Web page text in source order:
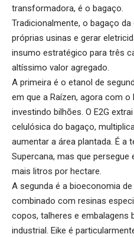
transformadora, é o bagaço.
Tradicionalmente, o bagaço
próprias usinas e gerar
insumo estratégico para três
altíssimo valor agregado.
A primeira é o etanol de
em que a Raízen, agora com
investindo bilhões. O E2G
celulósica do bagaço,
aumentar a área plantada. É a
Supercana, mas que
mais litros por hectare.
A segunda é a bioeconomia
combinado com resinas
copos, talheres e embalagens
industrial. Eike é